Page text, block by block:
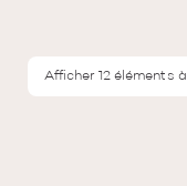
Afficher 12 éléments